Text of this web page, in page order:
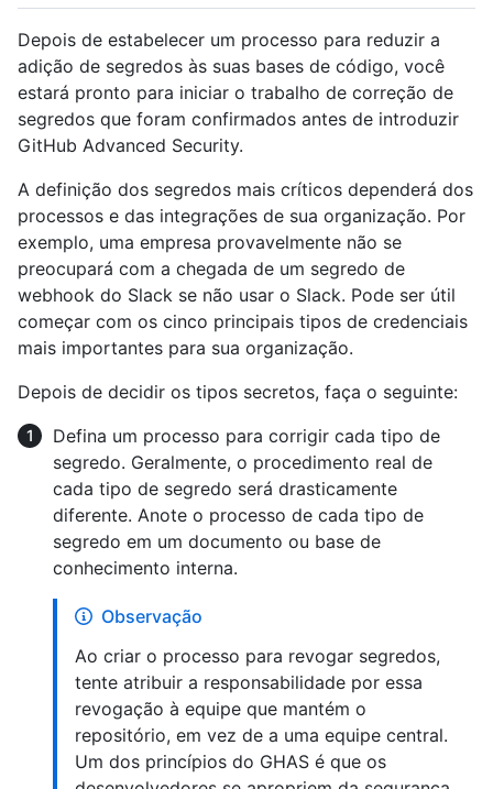
Depois de estabelecer um processo para reduzir a
adição de segredos às suas bases de código, você
estará pronto para iniciar o trabalho de correção de
segredos que foram confirmados antes de introduzir
GitHub Advanced Security.
A definição dos segredos mais críticos dependerá dos
processos e das integrações de sua organização. Por
exemplo, uma empresa provavelmente não se
preocupará com a chegada de um segredo de
webhook do Slack se não usar o Slack. Pode ser útil
começar com os cinco principais tipos de credenciais
mais importantes para sua organização.
Depois de decidir os tipos secretos, faça o seguinte:
Defina um processo para corrigir cada tipo de
segredo. Geralmente, o procedimento real de
cada tipo de segredo será drasticamente
diferente. Anote o processo de cada tipo de
segredo em um documento ou base de
conhecimento interna.
Observação
Ao criar o processo para revogar segredos,
tente atribuir a responsabilidade por essa
revogação à equipe que mantém o
repositório, em vez de a uma equipe central.
Um dos princípios do GHAS é que os